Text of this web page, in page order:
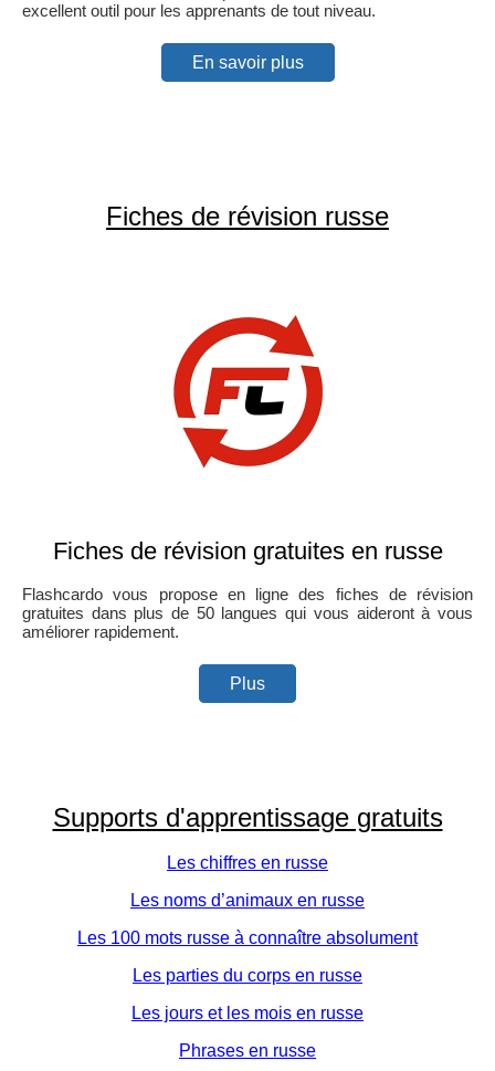
excellent outil pour les apprenants de tout niveau.
En savoir plus
Fiches de révision russe
Fiches de révision gratuites en russe
Flashcardo vous propose en ligne des fiches de révision
gratuites dans plus de 50 langues qui vous aideront à vous
améliorer rapidement.
Plus
Supports d'apprentissage gratuits
Les chiffres en russe
Les noms d’animaux en russe
Les 100 mots russe à connaître absolument
Les parties du corps en russe
Les jours et les mois en russe
Phrases en russe